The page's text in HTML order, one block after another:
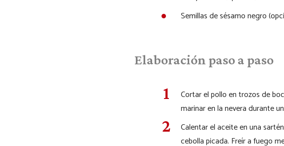
Semillas de sésamo negro
Elaboración paso a paso
Cortar el pollo en trozos de
marinar en la nevera durante
Calentar el aceite en una
cebolla picada. Freír a fuego